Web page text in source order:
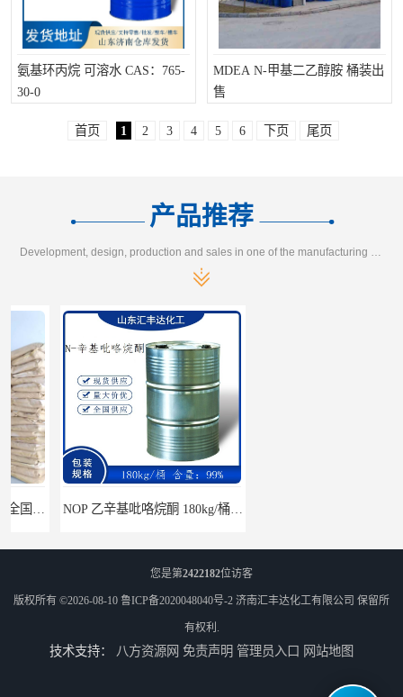
氨基环丙烷 可溶水 CAS：765-
30-0
MDEA N-甲基二乙醇胺 桶装出
售
首页 1 2 3 4 5 6 下页 尾页
产品推荐
Development, design, production and sales in one of the manufacturing enterprises
NOP 乙辛基吡咯烷酮 180kg/桶 2687-94-7
您是第2422182位访客
版权所有 ©2026-08-10 鲁ICP备2020048040号-2 济南汇丰达化工有限公司 保留所
有权利.
技术支持： 八方资源网 免责声明 管理员入口 网站地图